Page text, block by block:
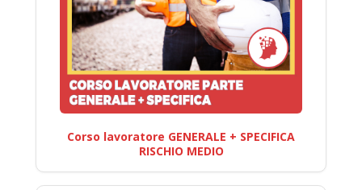
Corso lavoratore GENERALE + SPECIFICA
RISCHIO MEDIO